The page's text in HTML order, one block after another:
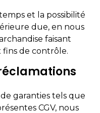
et la possibilité
due, en nous
faisant
fins de contrôle.
garanties tels que
CGV, nous